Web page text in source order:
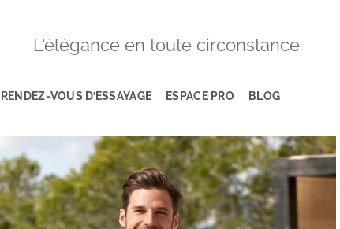
L'élégance en toute circonstance
RENDEZ-VOUS D’ESSAYAGE ESPACE PRO BLOG